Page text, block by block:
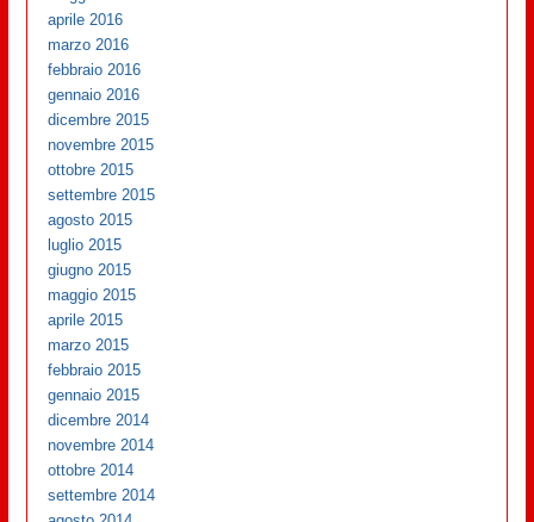
aprile 2016
marzo 2016
febbraio 2016
gennaio 2016
dicembre 2015
novembre 2015
ottobre 2015
settembre 2015
agosto 2015
luglio 2015
giugno 2015
maggio 2015
aprile 2015
marzo 2015
febbraio 2015
gennaio 2015
dicembre 2014
novembre 2014
ottobre 2014
settembre 2014